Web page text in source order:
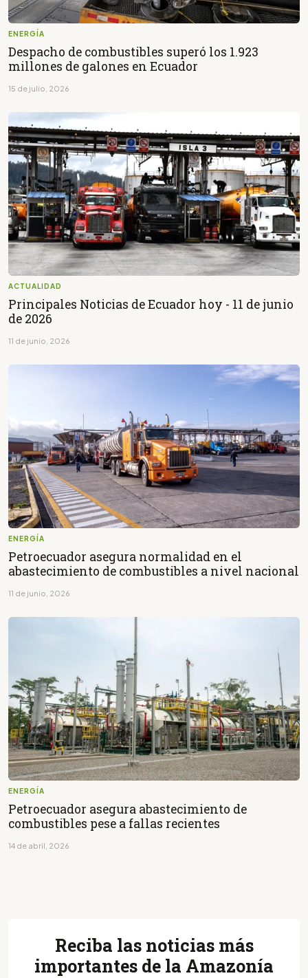
ENERGÍA
Despacho de combustibles superó los 1.923
millones de galones en Ecuador
15 de julio, 2026
ACTUALIDAD
Principales Noticias de Ecuador hoy - 11 de junio
de 2026
11 de junio, 2026
ENERGÍA
Petroecuador asegura normalidad en el
abastecimiento de combustibles a nivel nacional
11 de junio, 2026
ENERGÍA
Petroecuador asegura abastecimiento de
combustibles pese a fallas recientes
14 de abril, 2026
Reciba las noticias más
importantes de la Amazonía